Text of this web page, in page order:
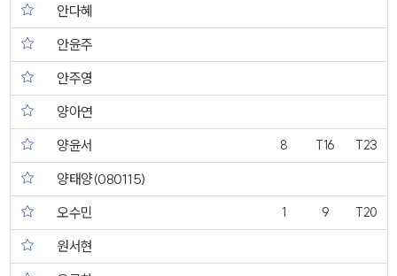
안다혜
안윤주
안주영
양아연
양윤서
8 T16 T23
양태양(080115)
오수민
1 9 T20
원서현